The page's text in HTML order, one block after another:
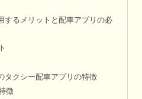
するメリットと配車アプリの必
タクシー配車アプリの特徴
徴